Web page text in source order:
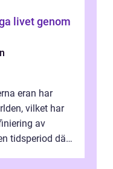
livet genom
eran har
vilket har
av
tidsperiod där